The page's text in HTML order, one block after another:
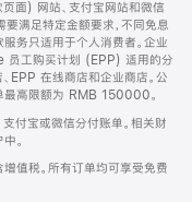
面) 网站、支付宝网站和微信
要满足特定金额要求，不同免息
务只适用于个人消费者。企业
员工购买计划 (EPP) 适用的分
EPP 在线商店和企业商店。公
最高限额为 RMB 150000。
付宝或微信分付账单。相关财
。
值税。所有订单均可享受免费